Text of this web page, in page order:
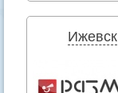
Ижевск